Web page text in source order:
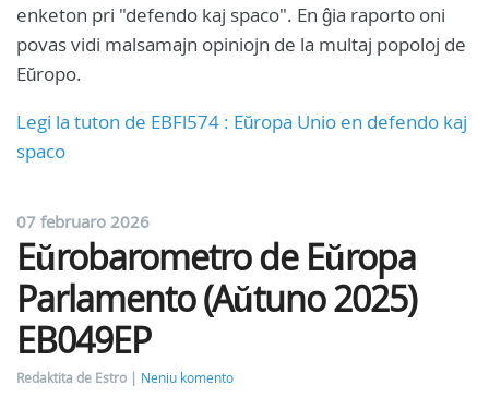
enketon pri "defendo kaj spaco". En ĝia raporto oni
povas vidi malsamajn opiniojn de la multaj popoloj de
Eŭropo.
Legi la tuton de EBFl574 : Eŭropa Unio en defendo kaj
spaco
07 februaro 2026
Eŭrobarometro de Eŭropa
Parlamento (Aŭtuno 2025)
EB049EP
Redaktita de Estro
Neniu komento